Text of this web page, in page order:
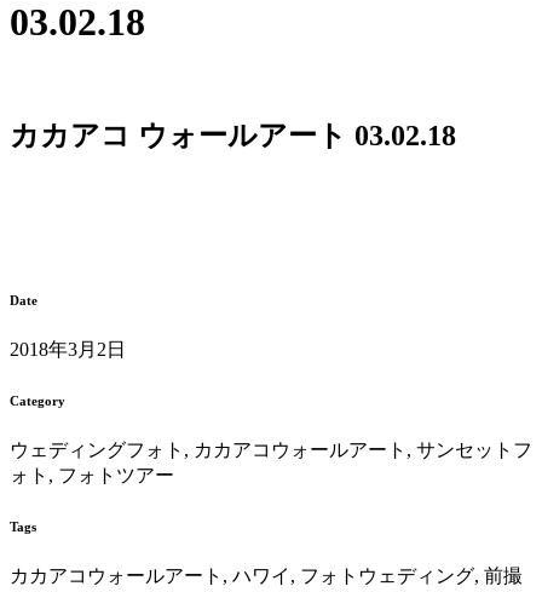
03.02.18
カカアコ ウォールアート 03.02.18
Date
2018年3月2日
Category
ウェディングフォト, カカアコウォールアート, サンセットフ
ォト, フォトツアー
Tags
カカアコウォールアート, ハワイ, フォトウェディング, 前撮